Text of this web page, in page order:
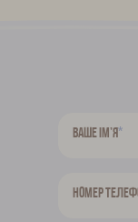
Ваше ім’я*
Номер